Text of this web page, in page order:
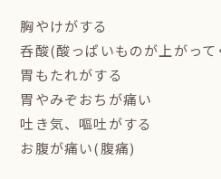
胸やけがする
呑酸(酸っぱいものが上がって
胃もたれがする
胃やみぞおちが痛い
吐き気、嘔吐がする
お腹が痛い(腹痛)